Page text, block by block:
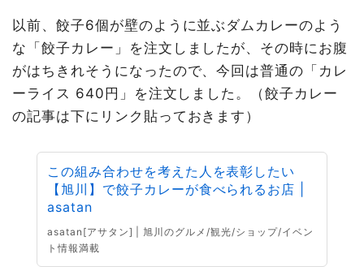
以前、餃子6個が壁のように並ぶダムカレーのよう
な「餃子カレー」を注文しましたが、その時にお腹
がはちきれそうになったので、今回は普通の「カレ
ーライス 640円」を注文しました。（餃子カレー
の記事は下にリンク貼っておきます）
この組み合わせを考えた人を表彰したい
【旭川】で餃子カレーが食べられるお店 |
asatan
asatan[アサタン] | 旭川のグルメ/観光/ショップ/イベン
ト情報満載